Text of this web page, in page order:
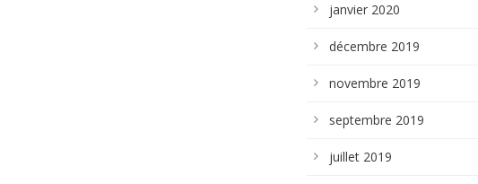
janvier 2020
décembre 2019
novembre 2019
septembre 2019
juillet 2019